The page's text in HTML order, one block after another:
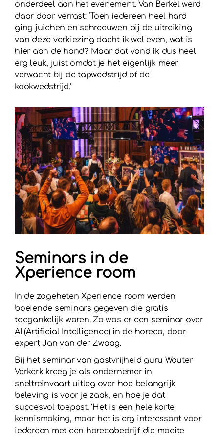
onderdeel aan het evenement. Van Berkel werd
daar door verrast: ‘Toen iedereen heel hard
ging juichen en schreeuwen bij de uitreiking
van deze verkiezing dacht ik wel even, wat is
hier aan de hand? Maar dat vond ik dus heel
erg leuk, juist omdat je het eigenlijk meer
verwacht bij de tapwedstrijd of de
kookwedstrijd.’
Seminars in de
Xperience room
In de zogeheten Xperience room werden
boeiende seminars gegeven die gratis
toegankelijk waren. Zo was er een seminar over
AI (Artificial Intelligence) in de horeca, door
expert Jan van der Zwaag.
Bij het seminar van gastvrijheid guru Wouter
Verkerk kreeg je als ondernemer in
sneltreinvaart uitleg over hoe belangrijk
beleving is voor je zaak, en hoe je dat
succesvol toepast. ‘Het is een hele korte
kennismaking, maar het is erg interessant voor
iedereen met een horecabedrijf die moeite